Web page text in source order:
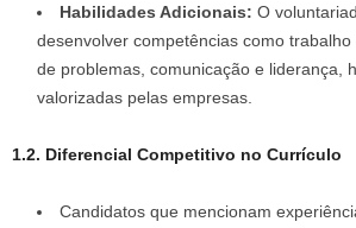
Habilidades Adicionais: O
desenvolver competências como
de problemas, comunicação e liderança,
valorizadas pelas empresas.
1.2. Diferencial Competitivo no Currículo
Candidatos que mencionam